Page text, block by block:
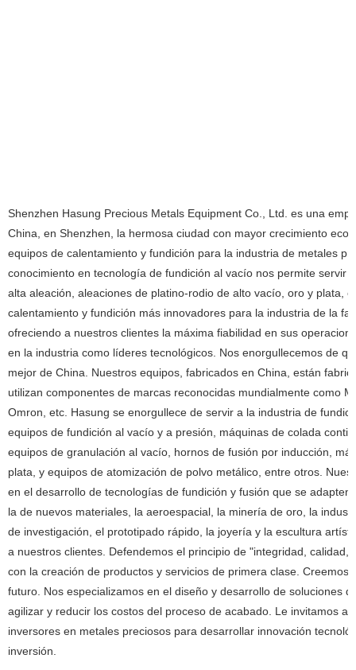
Shenzhen Hasung Precious Metals Equipment Co., Ltd. es una
China, en Shenzhen, la hermosa ciudad con mayor crecimiento
equipos de calentamiento y fundición para la industria de metales
conocimiento en tecnología de fundición al vacío nos permite servir
alta aleación, aleaciones de platino-rodio de alto vacío, oro y plata,
calentamiento y fundición más innovadores para la industria de la
ofreciendo a nuestros clientes la máxima fiabilidad en sus
en la industria como líderes tecnológicos. Nos enorgullecemos de
mejor de China. Nuestros equipos, fabricados en China, están
utilizan componentes de marcas reconocidas mundialmente como
Omron, etc. Hasung se enorgullece de servir a la industria de
equipos de fundición al vacío y a presión, máquinas de colada
equipos de granulación al vacío, hornos de fusión por inducción,
plata, y equipos de atomización de polvo metálico, entre otros.
en el desarrollo de tecnologías de fundición y fusión que se
la de nuevos materiales, la aeroespacial, la minería de oro, la
de investigación, el prototipado rápido, la joyería y la escultura
a nuestros clientes. Defendemos el principio de "integridad,
con la creación de productos y servicios de primera clase.
futuro. Nos especializamos en el diseño y desarrollo de soluciones
agilizar y reducir los costos del proceso de acabado. Le invitamos a
inversores en metales preciosos para desarrollar innovación
inversión.